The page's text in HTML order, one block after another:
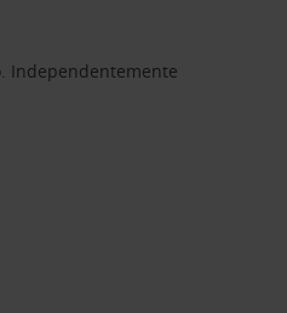
Independentemente